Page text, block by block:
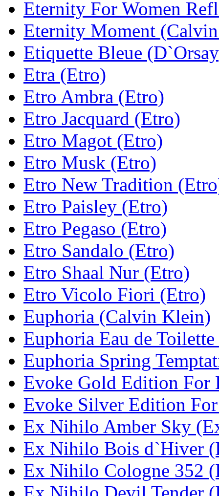
Eternity For Women
Eternity Moment
Etiquette Bleue
Etra (Etro)
Etro Ambra (Etro)
Etro Jacquard (Etro)
Etro Magot (Etro)
Etro Musk (Etro)
Etro New Tradition
Etro Paisley (Etro)
Etro Pegaso (Etro)
Etro Sandalo (Etro)
Etro Shaal Nur (Etro)
Etro Vicolo Fiori (Etro)
Euphoria (Calvin Klein)
Euphoria Eau de
Euphoria Spring
Evoke Gold Edition For
Evoke Silver Edition
Ex Nihilo Amber Sky
Ex Nihilo Bois d`Hiver
Ex Nihilo Cologne 352